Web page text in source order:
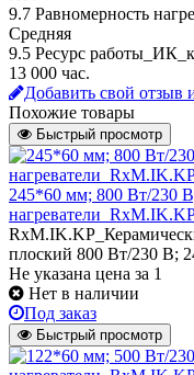
9.7 Равномерность
Средняя
9.5 Ресурс
13 000 час.
Добавить свой отзыв
Похожие товары
Быстрый просмотр
245*60 мм; 800 Вт/230
плоский 800 Вт/230 В;
Не указана цена за 1
Нет в наличии
Под заказ
Быстрый просмотр